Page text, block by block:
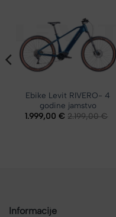
Ebike Levit RIVERO- 4
godine jamstvo
1.999,00€ 2.199,00€
Informacije